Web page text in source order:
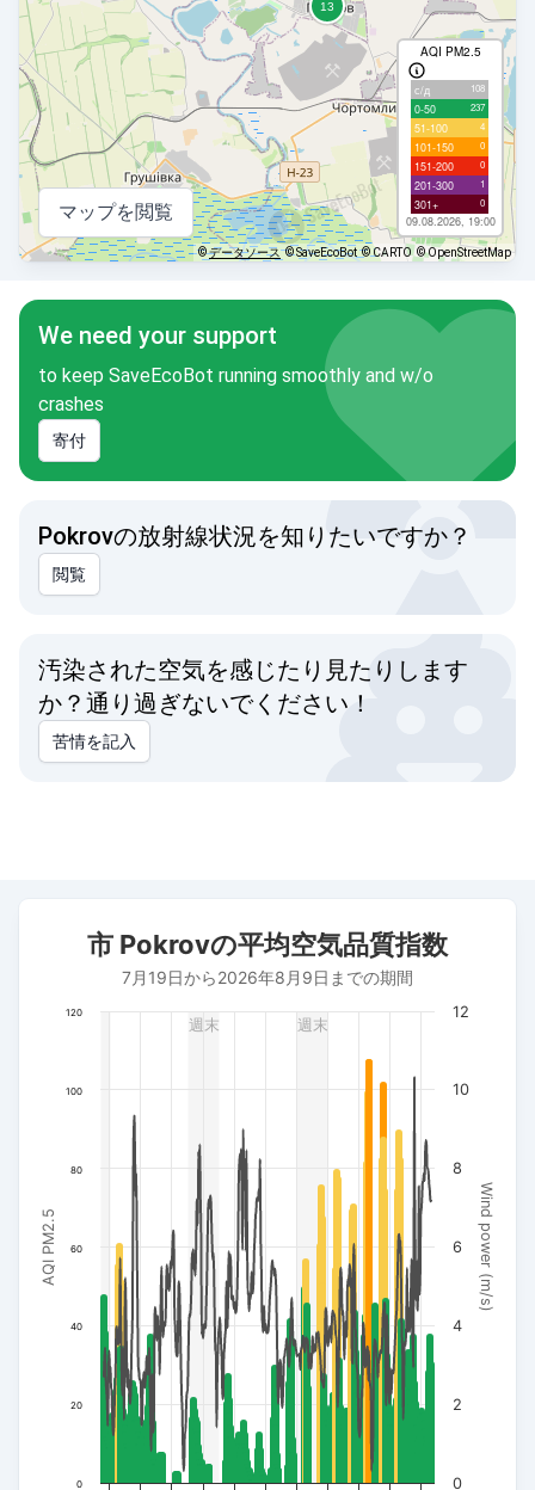
AQI PM2.5
с/д 108
0-50 237
51-100 4
101-150 0
151-200 0
201-300 1
301+ 0
09.08.2026, 19:00
マップを閲覧
©データソース © SaveEcoBot © CARTO © OpenStreetMap
We need your support
to keep SaveEcoBot running smoothly and w/o
crashes
寄付
Pokrovの放射線状況を知りたいですか？
閲覧
汚染された空気を感じたり見たりします
か？通り過ぎないでください！
苦情を記入
Combination chart with 3 data series.
7月19日から2026年8月9日までの期間
The chart has 1 X axis displaying 日付. Data ranges from
The chart has 3 Y axes displaying AQI PM2.5, Wind power
週末
週末
AQI PM2.5 Wind power (m/s)
市 Pokrovの平均空気品質指数
7月19日から2026年8月9日までの期間
0
20
40
60
80
100
120
0
2
4
6
8
10
12